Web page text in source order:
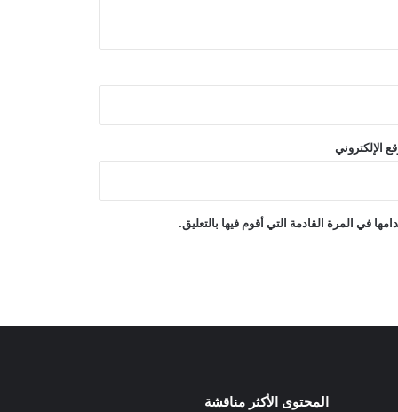
الشرقية”
خلال الأربع والعشرين ساعة الماضية
خفض حدة التوترات الإقليمية
الإلكتروني
في المرة القادمة التي أقوم فيها بالتعليق.
المحتوى الأكثر مناقشة